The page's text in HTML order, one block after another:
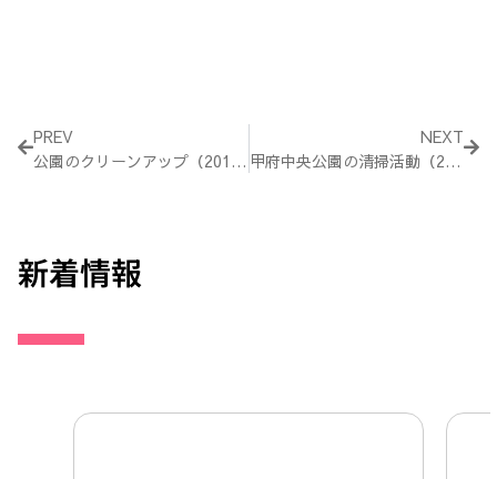
PREV
公園のクリーンアップ（2015年5月10日）
NEXT
甲府中央公園の清掃活動（2015年5月16日）
新着情報